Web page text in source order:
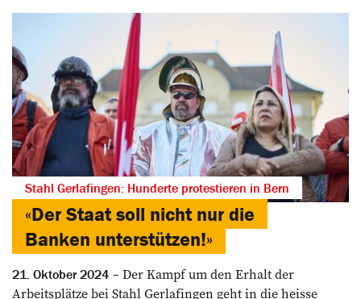
Stahl Gerlafingen: Hunderte protestieren in Bern
«Der Staat soll nicht nur die
Banken unterstützen!»
21. Oktober 2024
Der Kampf um den Erhalt der
Arbeitsplätze bei Stahl Gerlafingen geht in die heisse